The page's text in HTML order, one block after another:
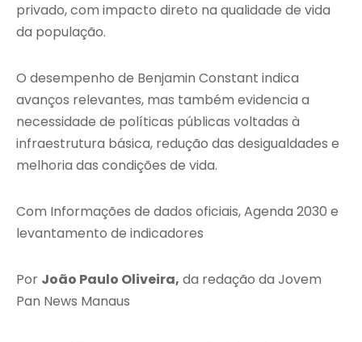
privado, com impacto direto na qualidade de vida
da população.
O desempenho de Benjamin Constant indica
avanços relevantes, mas também evidencia a
necessidade de políticas públicas voltadas à
infraestrutura básica, redução das desigualdades e
melhoria das condições de vida.
Com Informações de dados oficiais, Agenda 2030 e
levantamento de indicadores
Por João Paulo Oliveira, da redação da Jovem
Pan News Manaus